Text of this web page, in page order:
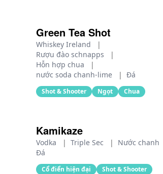
Green Tea Shot
Whiskey Ireland
|
Rượu đào schnapps
|
Hỗn hợp chua
|
nước soda chanh‑lime
| Đá
Shot & Shooter Ngọt Chua
Kamikaze
Vodka | Triple Sec | Nước chanh
Đá
Cổ điển hiện đại
Shot & Shooter